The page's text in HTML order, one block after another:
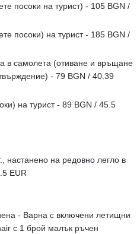
посоки на турист) - 105 BGN /
посоки) на турист - 185 BGN /
в самолета (отиване и връщане
- 79 BGN / 40.39
на турист - 89 BGN / 45.5
настанено на редовно легло в
EUR
- Варна с включени летищни
с 1 брой малък ръчен